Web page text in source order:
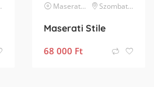
Maserati karóraSzombathely
Maserati Stile
68 000 Ft